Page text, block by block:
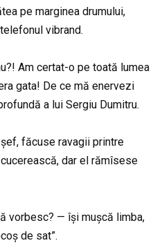
pe marginea drumului,
vibrand.
Am certat-o pe toată lumea
gata! De ce mă enervezi
a lui Sergiu Dumitru.
făcuse ravagii printre
dar el rămîsese
vorbesc? — își mușcă limba,
de sat”.